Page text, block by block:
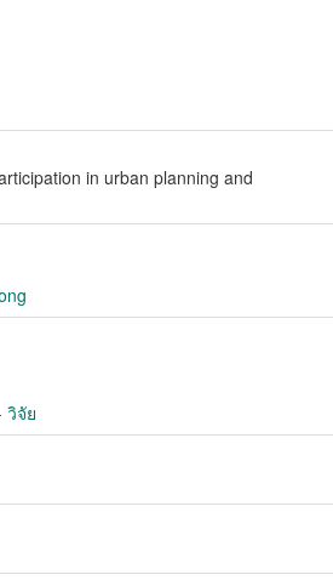
in urban planning and
จัย